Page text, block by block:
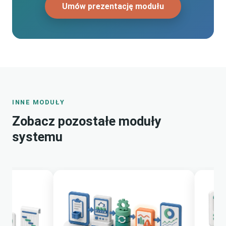
Umów prezentację modułu
INNE MODUŁY
Zobacz pozostałe moduły
systemu